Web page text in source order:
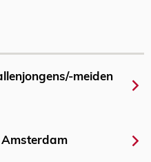
meiden